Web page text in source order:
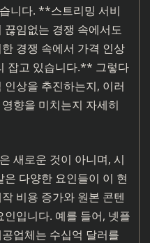
니다. **스트리밍 서비
임없는 경쟁 속에서도
경쟁 속에서 가격 인상
잡고 있습니다.** 그렇다
상을 추진하는지, 이러
향을 미치는지 자세히
새로운 것이 아니며, 시
다양한 요인들이 이 현
비용 증가와 원본 콘텐
입니다. 예를 들어, 넷플
업체는 수십억 달러를